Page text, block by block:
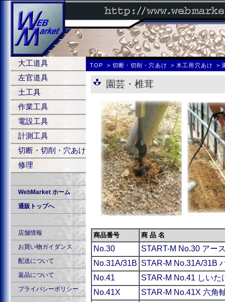
大工道具
左官道具
土工具
作業工具
電設工具
計測工具
切断・切削・穴あけ
修理
WebMarket ホーム
通販トップへ
店舗情報
お買い物ガイダンス
配送について
返品について
プライバシーポリシー
TOP 切断・切削・穴あけ 木工用穴あけ
園芸・椎茸
商品番号 商 品 名
No.30
START-M No.30 アー
No.31A/31B STAR-M No.31A/31B
No.41
STAR-M No.41 しい
No.41X
STAR-M No.41X 六角